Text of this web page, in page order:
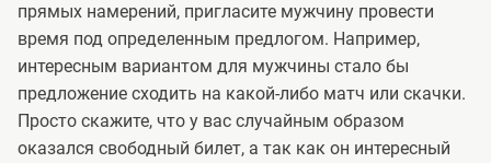
прямых намерений, пригласите мужчину провести
время под определенным предлогом. Например,
интересным вариантом для мужчины стало бы
предложение сходить на какой-либо матч или скачки.
Просто скажите, что у вас случайным образом
оказался свободный билет, а так как он интересный